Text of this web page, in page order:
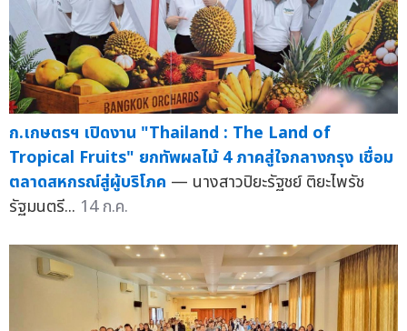
ก.เกษตรฯ เปิดงาน "Thailand : The Land of
Tropical Fruits" ยกทัพผลไม้ 4 ภาคสู่ใจกลางกรุง เชื่อม
ตลาดสหกรณ์สู่ผู้บริโภค — นางสาวปิยะรัฐชย์ ติยะไพรัช
รัฐมนตรี... 14 ก.ค.